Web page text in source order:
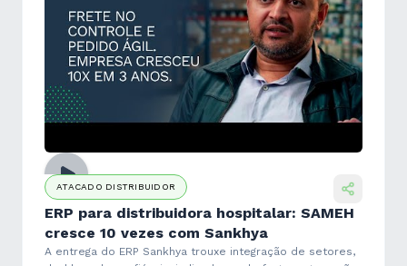
ATACADO DISTRIBUIDOR
ERP para distribuidora hospitalar: SAMEH
cresce 10 vezes com Sankhya
A entrega do ERP Sankhya trouxe integração de setores,